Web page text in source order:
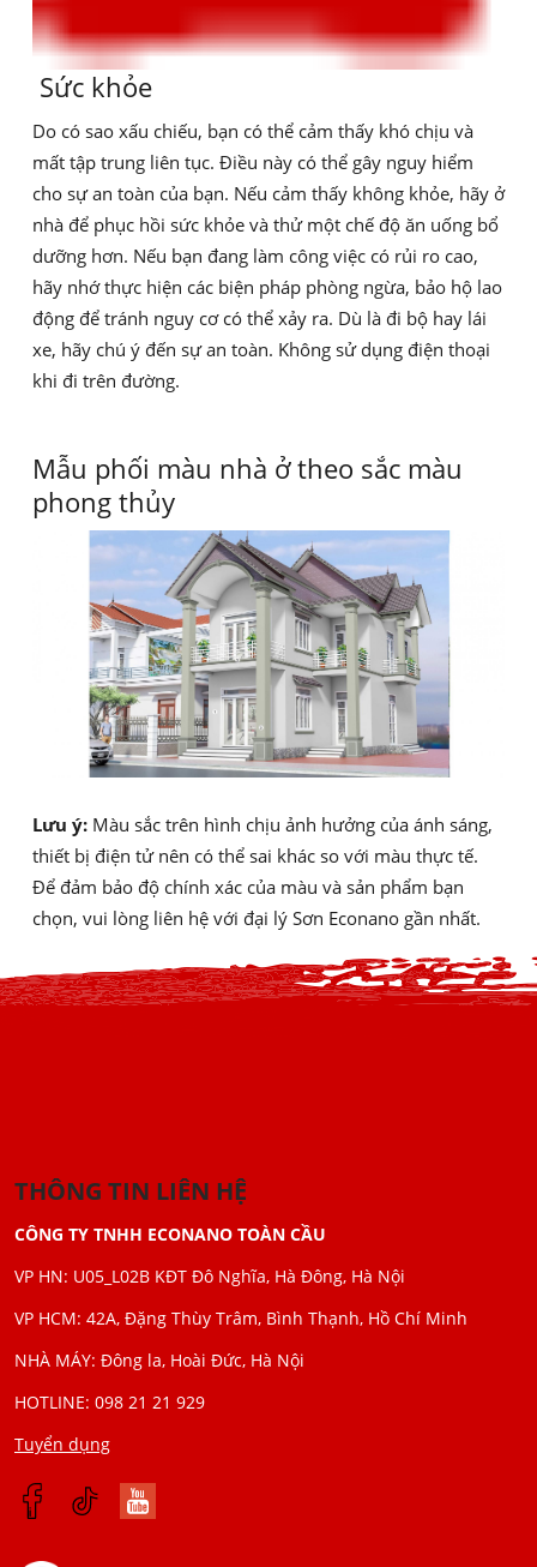
Sức khỏe
Do có sao xấu chiếu, bạn có thể cảm thấy khó chịu và
mất tập trung liên tục. Điều này có thể gây nguy hiểm
cho sự an toàn của bạn. Nếu cảm thấy không khỏe, hãy ở
nhà để phục hồi sức khỏe và thử một chế độ ăn uống bổ
dưỡng hơn. Nếu bạn đang làm công việc có rủi ro cao,
hãy nhớ thực hiện các biện pháp phòng ngừa, bảo hộ lao
động để tránh nguy cơ có thể xảy ra. Dù là đi bộ hay lái
xe, hãy chú ý đến sự an toàn. Không sử dụng điện thoại
khi đi trên đường.
Mẫu phối màu nhà ở theo sắc màu
phong thủy
Lưu ý: Màu sắc trên hình chịu ảnh hưởng của ánh sáng,
thiết bị điện tử nên có thể sai khác so với màu thực tế.
Để đảm bảo độ chính xác của màu và sản phẩm bạn
chọn, vui lòng liên hệ với đại lý Sơn Econano gần nhất.
THÔNG TIN LIÊN HỆ
CÔNG TY TNHH ECONANO TOÀN CẦU
VP HN: U05_L02B KĐT Đô Nghĩa, Hà Đông, Hà Nội
VP HCM: 42A, Đặng Thùy Trâm, Bình Thạnh, Hồ Chí Minh
NHÀ MÁY: Đông la, Hoài Đức, Hà Nội
HOTLINE: 098 21 21 929
Tuyển dụng